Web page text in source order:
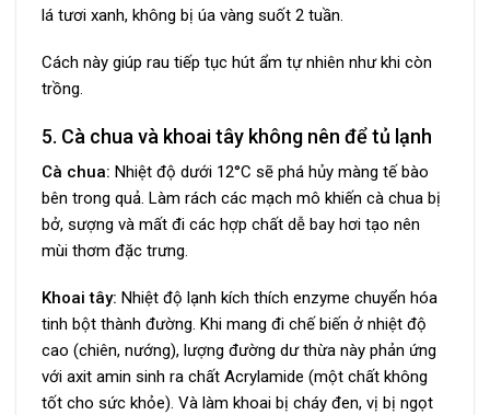
lá tươi xanh, không bị úa vàng suốt 2 tuần.
Cách này giúp rau tiếp tục hút ẩm tự nhiên như khi còn
trồng.
5. Cà chua và khoai tây không nên để tủ lạnh
Cà chua: Nhiệt độ dưới 12°C sẽ phá hủy màng tế bào
bên trong quả. Làm rách các mạch mô khiến cà chua bị
bở, sượng và mất đi các hợp chất dễ bay hơi tạo nên
mùi thơm đặc trưng.
Khoai tây: Nhiệt độ lạnh kích thích enzyme chuyển hóa
tinh bột thành đường. Khi mang đi chế biến ở nhiệt độ
cao (chiên, nướng), lượng đường dư thừa này phản ứng
với axit amin sinh ra chất Acrylamide (một chất không
tốt cho sức khỏe). Và làm khoai bị cháy đen, vị bị ngọt